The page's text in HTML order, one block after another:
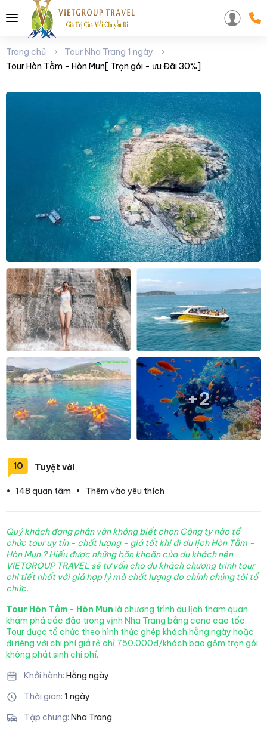
Trang chủ
Tour Nha Trang 1 ngày
Tour Hòn Tằm - Hòn Mun[ Trọn gói - ưu Đãi 30%]
+2
10 Tuyệt vời
• 148 quan tâm • Thêm vào yêu thích
Quý khách đang phân vân không biết chọn Công ty nào tổ
chức tour uy tín - chất lượng - giá tốt khi đi du lịch Hòn Tằm -
Hòn Mun ? Hiểu được những băn khoăn của du khách nên
VIETGROUP TRAVEL sẽ tư vấn cho du khách chương trình tour
chi tiết nhất với giá hợp lý mà chất lượng do chính chúng tôi tổ
chức.
Tour Hòn Tằm - Hòn Mun là chương trình du lịch tham quan
khám phá các đảo trong vịnh Nha Trang bằng cano cao tốc.
Tour được tổ chức theo hình thức ghép khách hằng ngày hoặc
đi riêng với chi phí giá rẻ chỉ 750.000đ/khách bao gồm trọn gói
không phát sinh chi phí.
Khởi hành: Hằng ngày
Thời gian: 1 ngày
Tập chung: Nha Trang